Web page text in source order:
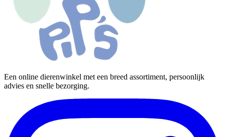
Een online dierenwinkel met een breed assortiment, persoonlijk
advies en snelle bezorging.